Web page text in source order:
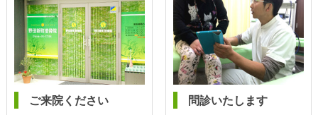
ご来院ください 問診いたします